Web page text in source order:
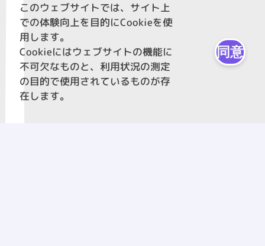
このウェブサイトでは、サイト上
での体験向上を目的にCookieを使
用します。
Cookieにはウェブサイトの機能に
不可欠なものと、利用状況の測定
の目的で使用されているものが存
在します。
同意